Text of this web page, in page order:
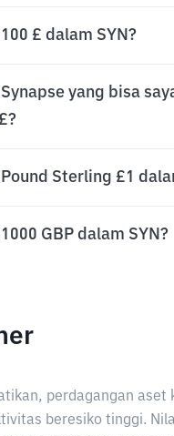
£ dalam SYN?
yang bisa
Sterling £1
GBP dalam SYN?
perdagangan aset
beresiko tinggi.